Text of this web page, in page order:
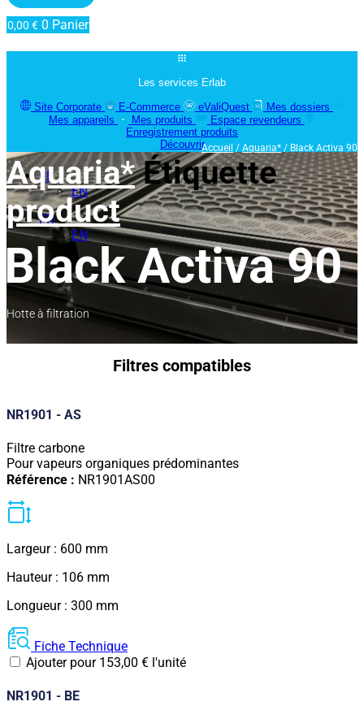
0,00 € 0 Panier
Les services Erlab
Site Corporate
E-Commerce eValiQuest
Mes dossiers
Mes appareils
Mes produits
Espace revendeurs
Enregistrement produits
Découvrir
FR
EN
FR
EN
Accueil / Aquaria* / Black Activa 90
Aquaria* Étiquette
product
Black Activa 90
Hotte à filtration
Filtres compatibles
NR1901 - AS
Filtre carbone
Pour vapeurs organiques prédominantes
Référence : NR1901AS00
Largeur : 600 mm
Hauteur : 106 mm
Longueur : 300 mm
Fiche Technique
Ajouter pour 153,00 € l'unité
NR1901 - BE